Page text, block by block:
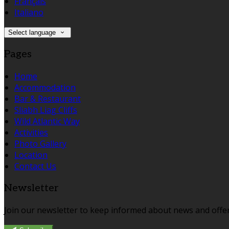
Italiano
Select language
Pages
Home
Accommodation
Bar & Restaurant
Sliabh Liag Cliffs
Wild Atlantic Way
Activities
Photo Gallery
Location
Contact Us
Newsletter
Join our newsletter to keep informed about news and